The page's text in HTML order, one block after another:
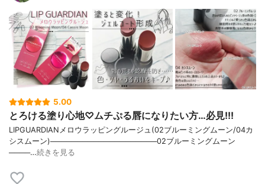
5.00
とろける塗り心地♡ムチぷる唇になりたい方…必見!!!
LIPGUARDIANメロウラッピングルージュ(02ブルーミングムーン/04カ
シスムーン)────────────────────02ブルーミングムーン
────…続きを見る